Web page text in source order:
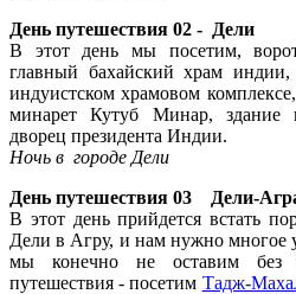
День путешествия 02 - Дели
В этот день мы посетим,
главный бахайский храм
индуистском храмовом
минарет Кутуб Минар, здание
дворец президента Индии.
Ночь в городе Дели
День путешествия 03 Дели-
В этот день прийдется встать
Дели в Агру, и нам нужно многое
мы конечно не оставим без
путешествия - посетим Тадж-